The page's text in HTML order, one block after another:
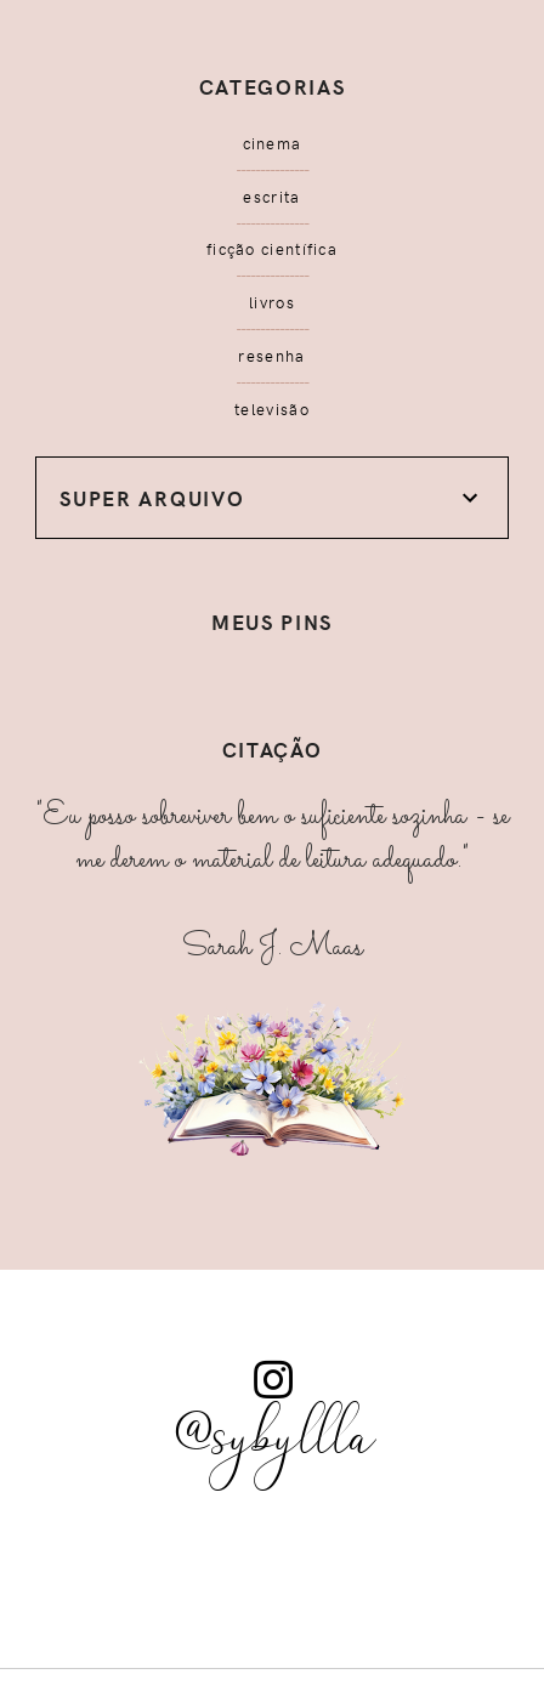
CATEGORIAS
cinema
escrita
ficção científica
livros
resenha
televisão
SUPER ARQUIVO
MEUS PINS
CITAÇÃO
"Eu posso sobreviver bem o suficiente sozinha - se
me derem o material de leitura adequado."
Sarah J. Maas
@sybyllla